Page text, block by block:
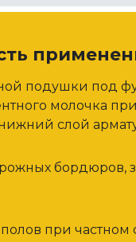
подушки под
молочка
слой
бордюров,
при частном